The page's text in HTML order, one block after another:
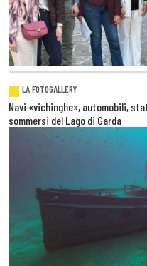
LA FOTOGALLERY
Navi «vichinghe», automobili,
sommersi del Lago di Garda